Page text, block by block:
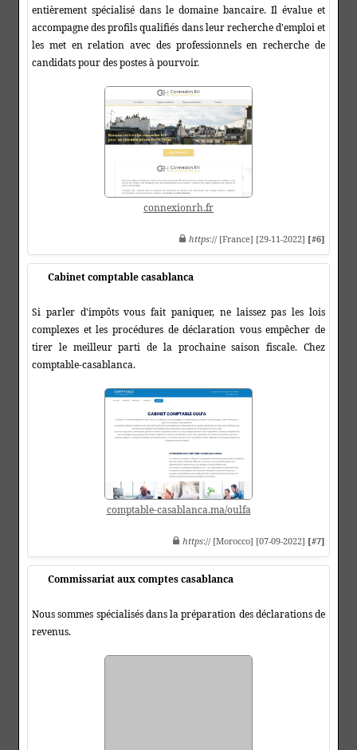
entièrement spécialisé dans le domaine bancaire. Il évalue et
accompagne des profils qualifiés dans leur recherche d'emploi et
les met en relation avec des professionnels en recherche de
candidats pour des postes à pourvoir.
connexionrh.fr
https:// [France] [29-11-2022] [#6]
Cabinet comptable casablanca
Si parler d'impôts vous fait paniquer, ne laissez pas les lois
complexes et les procédures de déclaration vous empêcher de
tirer le meilleur parti de la prochaine saison fiscale. Chez
comptable-casablanca.
comptable-casablanca.ma/oulfa
https:// [Morocco] [07-09-2022] [#7]
Commissariat aux comptes casablanca
Nous sommes spécialisés dans la préparation des déclarations de
revenus.